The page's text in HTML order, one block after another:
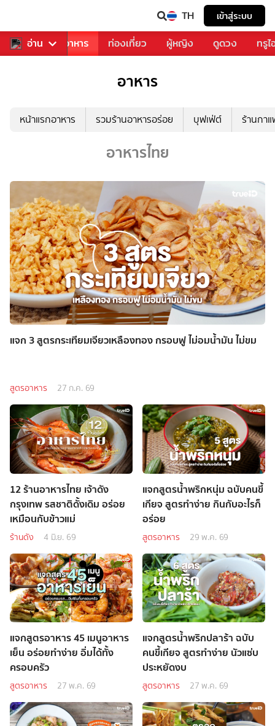
TH เข้าสู่ระบบ
อ่าน
การเพลง อาหาร ท่องเที่ยว ผู้หญิง ดูดวง ทรู
อาหาร
หน้าแรกอาหาร รวมร้านอาหารอร่อย บุฟเฟ่ต์ ร้านกา
อาหารไทย
แจก 3 สูตรกระเทียมเจียวเหลืองทอง กรอบฟู ไม่อมน้ำมัน ไม่ขม
สูตรอาหาร 27 ก.ค. 69
12 ร้านอาหารไทย เจ้าดัง
กรุงเทพ รสชาติดั้งเดิม อร่อย
เหมือนกับข้าวแม่
ร้านดัง 4 มิ.ย. 69
แจกสูตรน้ำพริกหนุ่ม ฉบับคนขี้
เกียจ สูตรทำง่าย กินกับอะไรก็
อร่อย
สูตรอาหาร 29 พ.ค. 69
แจกสูตรอาหาร 45 เมนูอาหาร
เย็น อร่อยทำง่าย อิ่มได้ทั้ง
ครอบครัว
สูตรอาหาร 27 พ.ค. 69
แจกสูตรน้ำพริกปลาร้า ฉบับ
คนขี้เกียจ สูตรทำง่าย นัวแซ่บ
ประหยัดงบ
สูตรอาหาร 27 พ.ค. 69